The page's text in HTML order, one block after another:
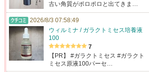
古い角質がポロポロと出てきま…
2026/8/3 07:58:49
ウィルミナ / ガラクトミセス培養液
100
7
【PR】 #ガラクトミセス #ガラクト
ミセス原液100パーセ…